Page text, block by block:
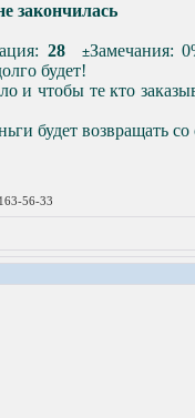
закончилась
28 ±Замечания:
будет!
и чтобы те кто
будет возвращать
56-33